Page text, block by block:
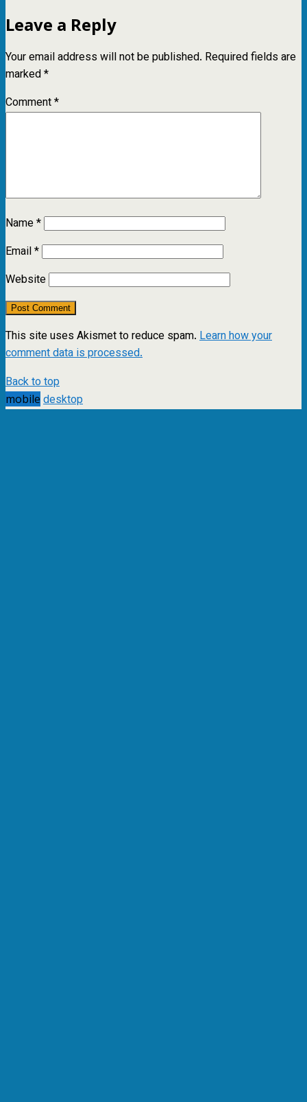
Leave a Reply
Your email address will not be published. Required fields are
marked*
Comment*
Name*
Email*
Website
This site uses Akismet to reduce spam. Learn how your
comment data is processed.
Back to top
mobile desktop